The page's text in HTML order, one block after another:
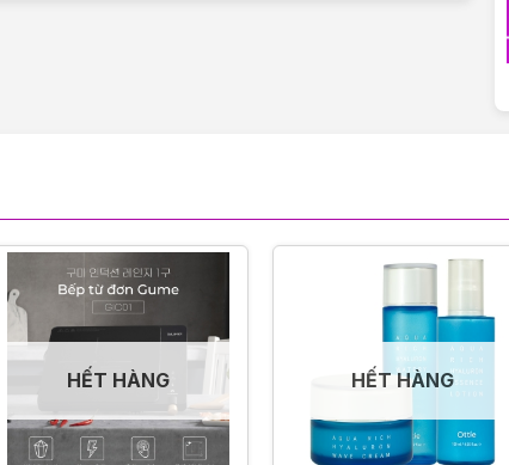
các lần xịt
để bạn có thể xịt vào tận lớp chân tóc. Giữ bình
để làm tăng tốc độ hấp thụ.
dụng máy là (hoặc máy uốn) để tạo kiểu cho
HẾT HÀNG HẾT HÀNG